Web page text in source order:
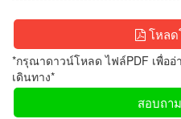
โหลด
*กรุณาดาวน์โหลด ไฟล์PDF เพื่ออ่
เดินทาง*
สอบถา